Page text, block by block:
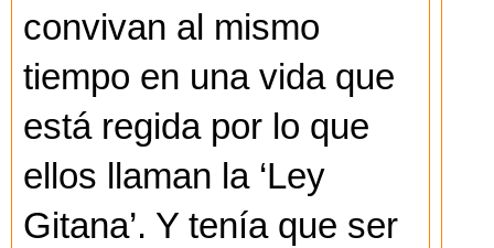
convivan al mismo
tiempo en una vida que
está regida por lo que
ellos llaman la ‘Ley
Gitana’. Y tenía que ser